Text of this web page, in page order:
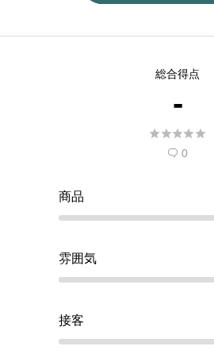
総合得点
-

 0
商品
雰囲気
接客